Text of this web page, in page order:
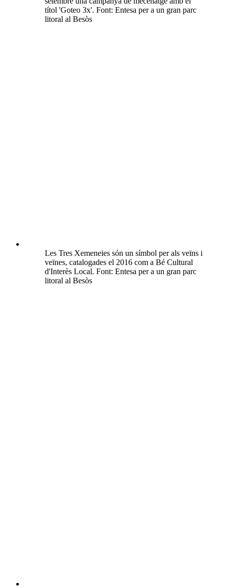
títol 'Goteo 3x'. Font: Entesa per a un gran parc
litoral al Besòs
Les Tres Xemeneies són un símbol per als veïns i
veïnes, catalogades el 2016 com a Bé Cultural
d'Interès Local. Font: Entesa per a un gran parc
litoral al Besòs